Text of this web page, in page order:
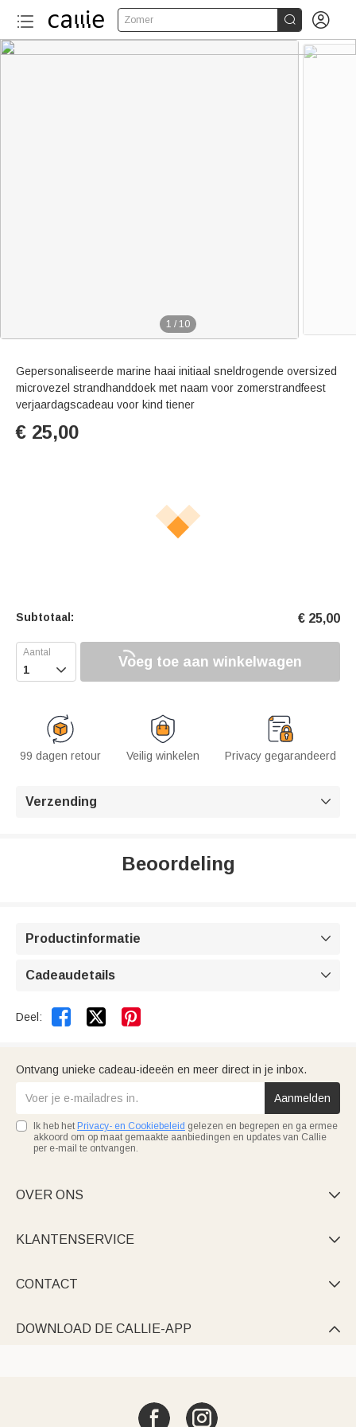
Zomer  
1 / 10
Gepersonaliseerde marine haai initiaal sneldrogende oversized
microvezel strandhanddoek met naam voor zomerstrandfeest
verjaardagscadeau voor kind tiener
€ 25,00
Subtotaal: € 25,00
 Voeg toe aan winkelwagen
99 dagen retour Veilig winkelen Privacy gegarandeerd
Verzending 
Beoordeling
Productinformatie 
Cadeaudetails 
Deel:  
Ontvang unieke cadeau-ideeën en meer direct in je inbox.
Aanmelden
Ik heb het Privacy- en Cookiebeleid gelezen en begrepen en ga ermee
akkoord om op maat gemaakte aanbiedingen en updates van Callie
per e-mail te ontvangen.
OVER ONS 
KLANTENSERVICE 
CONTACT 
DOWNLOAD DE CALLIE-APP 